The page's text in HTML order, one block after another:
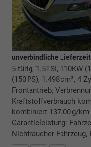
unverbindliche
5-türig, 1.5TSI, 110KW
(150 PS), 1.498 cm³, 4
Frontantrieb,
Kraftstoffverbrauch
kombiniert 137.00 g/km
Garantieleistung:
Nichtraucher-Fahrzeug,